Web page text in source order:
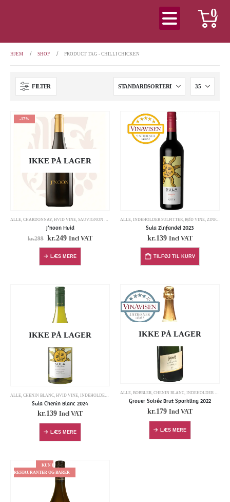
0
HJEM SHOP PRODUCT TAG - CHILLI CHICKEN
FILTER
-17%
IKKE PÅ LAGER
ALLE, CHARDONNAY, HVID VINE, SAUVIGNON BLANC
J’noon Hvid
kr.299 kr.249 Incl VAT
LÆS MERE
ALLE, INDEHOLDER SULFITTER, RØD VINE, ZINFANDEL
Sula Zinfandel 2023
kr.139 Incl VAT
TILFØJ TIL KURV
IKKE PÅ LAGER
ALLE CHENIN BLANC HVID VINE INDEHOLDER SULFITTER
Sula Chenin Blanc 2024
kr.139 Incl VAT
LÆS MERE
IKKE PÅ LAGER
ALLE, BOBBLER, CHENIN BLANC, INDEHOLDER SULFITTER
Grover Soirée Brut Sparkling 2022
kr.179 Incl VAT
LÆS MERE
KUN I
RESTAURANTER OG BARER